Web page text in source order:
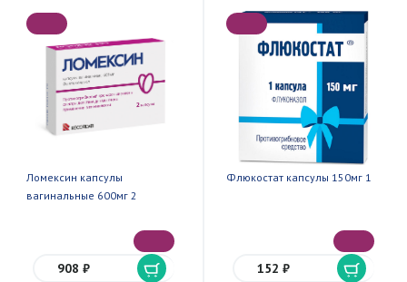
Ломексин капсулы
вагинальные 600мг 2
908 ₽
Флюкостат капсулы 150мг 1
152 ₽